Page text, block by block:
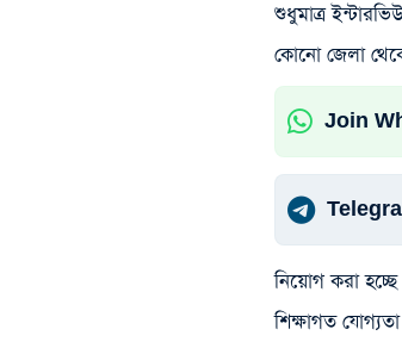
শুধুমাত্র
কোনো জেলা থেকে
Join
নিয়োগ করা
শিক্ষাগত